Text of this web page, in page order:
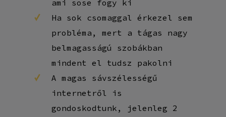
ami sose fogy ki
Ha sok csomaggal érkezel sem
probléma, mert a tágas nagy
belmagasságú szobákban
mindent el tudsz pakolni
A magas sávszélességű
internetről is
gondoskodtunk, jelenleg 2